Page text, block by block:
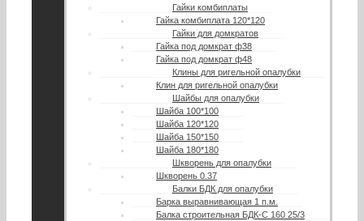
Гайки комбиплаты
Гайка комбиплата 120*120
Гайки для домкратов
Гайка под домкрат ф38
Гайка под домкрат ф48
Клины для ригельной опалубки
Клин для ригельной опалубки
Шайбы для опалубки
Шайба 100*100
Шайба 120*120
Шайба 150*150
Шайба 180*180
Шкворень для опалубки
Шкворень 0.37
Балки БДК для опалубки
Барка выравнивающая 1 п.м.
Балка строительная БДК-С 160 25/3